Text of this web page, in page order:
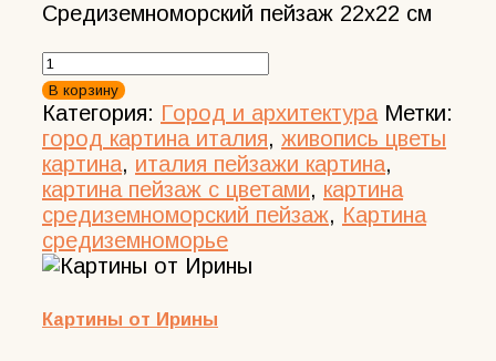
2000,00 ₽.
Средиземноморский пейзаж 22х22 см
Количество
товара
Картина
Средиземноморский
пейзаж,
картина
маслом
в
рамке
см
В корзину
Категория: Город и архитектура Метки:
город картина италия, живопись цветы
картина, италия пейзажи картина,
картина пейзаж с цветами, картина
средиземноморский пейзаж, Картина
средиземноморье
Картины от Ирины